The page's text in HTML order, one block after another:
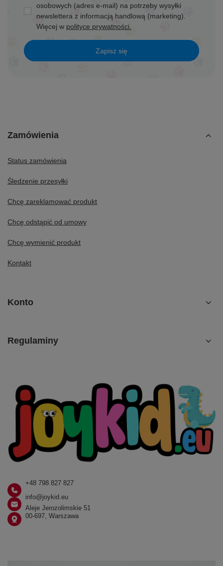
osobowych (adres e-mail) na potrzeby wysyłki
newslettera z informacją handlową (marketing).
Więcej w polityce prywatności.
Zapisz się
Zamówienia
Status zamówienia
Śledzenie przesyłki
Chcę zareklamować produkt
Chcę odstąpić od umowy
Chcę wymienić produkt
Kontakt
Konto
Regulaminy
+48 798 827 827
info@joykid.eu
Aleje Jerozolimskie 51
00-697, Warszawa